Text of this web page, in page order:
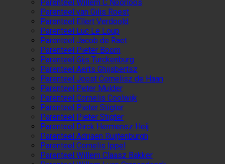
Parenteel Willem C Noorloos
Parenteel van Gilis Roest
Parenteel Ellert Verdoold
Parenteel Luc Le Loup
Parenteel Jacob de Raet
Parenteel Pieter Boom
Parenteel Gijs Turckenburg
Parenteel Aerts Ghijsbertsz
Parenteel Joost Cornelisz de Haan
Parenteel Peter Mulder
Parenteel Cornelis Coolwijk
Parenteel Pieter Stigter
Parenteel Pieter Stigter
Parenteel Dirck Hermensz Heij
Parenteel Adriaen Ruijtenburgh
Parenteel Cornelis Ippel
Parenteel Willem Claasz Bakker